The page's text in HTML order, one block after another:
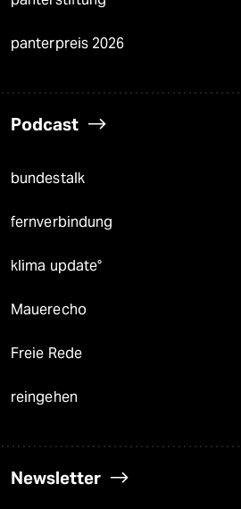
panterpreis 2026
Podcast
bundestalk
fernverbindung
klima update°
Mauerecho
Freie Rede
reingehen
Newsletter